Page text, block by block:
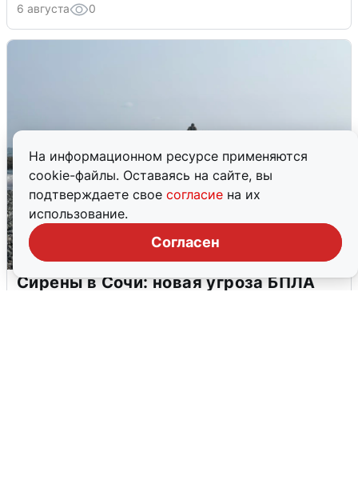
На информационном ресурсе применяются
cookie-файлы. Оставаясь на сайте, вы
подтверждаете свое согласие на их
использование.
Согласен
6 августа 0
Сирены в Сочи: новая угроза БПЛА